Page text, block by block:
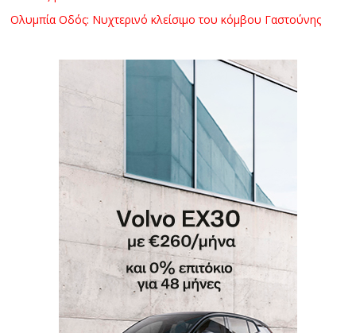
Ολυμπία Οδός: Νυχτερινό κλείσιμο του κόμβου Γαστούνης